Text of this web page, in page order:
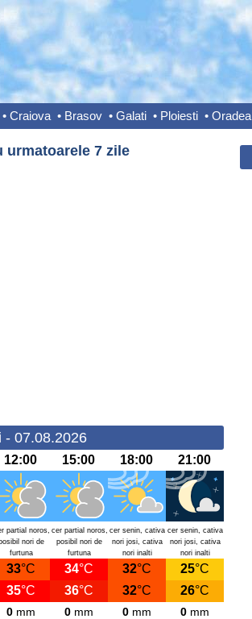
• Craiova • Brasov • Galati • Ploiesti • Oradea
urmatoarele 7 zile
- 07.08.2026
12:00 15:00 18:00 21:00
partial noros,
nori de
furtuna
cer partial noros,
posibil nori de
furtuna
cer senin, cativa
nori josi, cativa
nori inalti
cer senin, cativa
nori josi, cativa
nori inalti
33°C 34°C 32°C 25°C
35°C 36°C 32°C 26°C
0mm 0mm 0mm 0mm